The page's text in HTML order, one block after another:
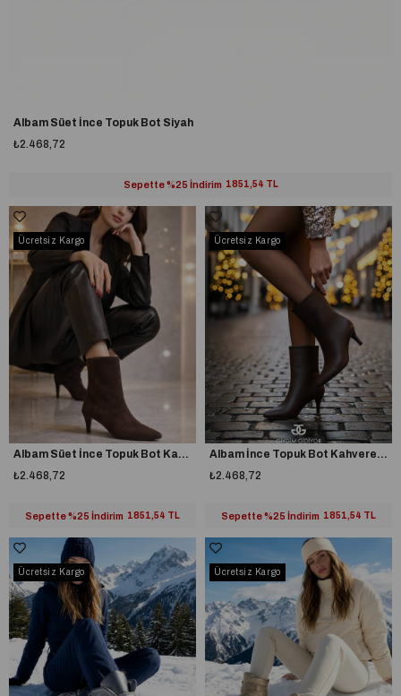
Albam Süet İnce Topuk Bot Siyah
₺2.468,72
Sepette %25 İndirim 1851,54 TL
Albam Süet İnce Topuk Bot Kahverengi
₺2.468,72
Sepette %25 İndirim 1851,54 TL
Ücretsiz Kargo
Albam İnce Topuk Bot Kahverengi
₺2.468,72
Sepette %25 İndirim 1851,54 TL
Ücretsiz Kargo
Ücretsiz Kargo Ücretsiz Kargo